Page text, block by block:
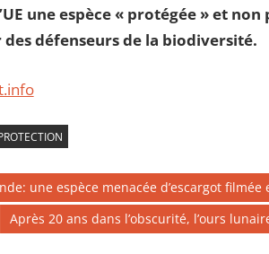
une espèce « protégée » et
défenseurs de la biodiversité.
une espèce menacée d’escargot
Publication
Après 20 ans dans l’obscurité, l’ours